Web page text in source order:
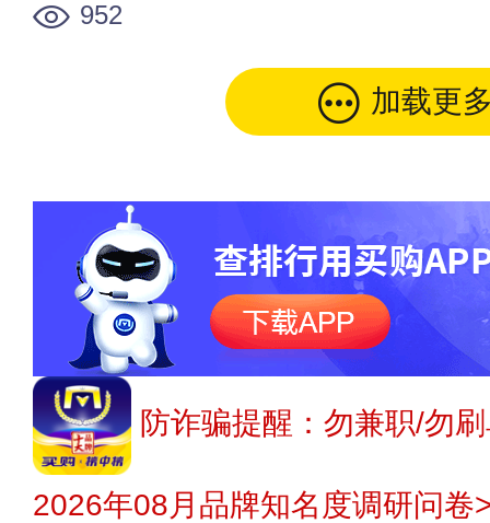
952
加载更
防诈骗提醒：勿兼职/勿
2026年08月品牌知名度调研问卷